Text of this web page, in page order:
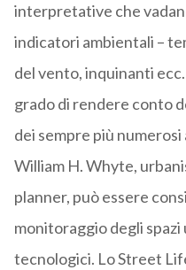
interpretative che
indicatori ambientali –
del vento, inquinanti
grado di rendere conto
dei sempre più
William H. Whyte,
planner, può essere
monitoraggio degli
tecnologici. Lo Street